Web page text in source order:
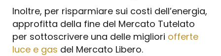
Inoltre, per risparmiare sui costi dell’energia,
approfitta della fine del Mercato Tutelato
per sottoscrivere una delle migliori offerte
luce e gas del Mercato Libero.